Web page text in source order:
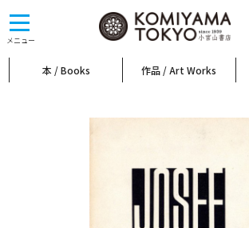
メニュー
toggle
navigation
本 / Books 作品 / Art Works